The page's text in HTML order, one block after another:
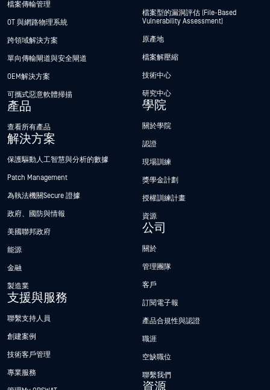
檔案傳輸管理
OT 與網路物理系統
跨領域解決方案
單向傳輸閘道與安全閘道
OEM解決方案
可攜式惡意軟體掃描
產品
查看所有產品
解決方案
保護驅動人工智慧與分析的數據
Patch Management
為執法機關Secure 證據
政府、國防與情報
美國聯邦政府
能源
金融
製造業
支援與服務
聯繫支持人員
創建案例
技術客戶管理
專業服務
檔案型的漏洞評估 (File-Based
Vulnerability Assessment)
原產地
檔案解壓縮
技術中心
研究中心
學院
關於學院
認證
現場訓練
獎學金計劃
授權訓練計畫
資源
公司
關於
管理團隊
客戶
訂閱電子報
產品合規性與認證
職涯
空缺職位
聯繫我們
資源